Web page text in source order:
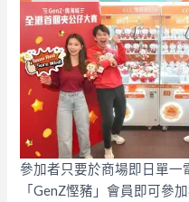
參加者只要於商場即日單一
「GenZ慳豬」會員即可參